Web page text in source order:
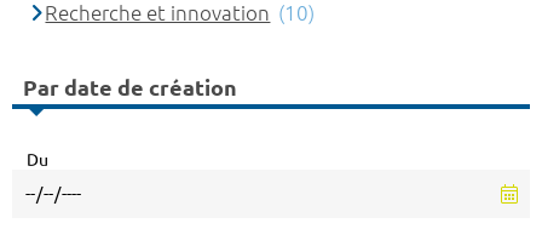
Recherche et innovation (10)
Par date de création
Du